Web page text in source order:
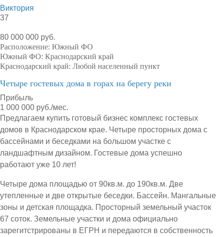
Виктория
37
80 000 000 руб.
Расположение: Южный ФО
Южный ФО: Краснодарский край
Краснодарский край: Любой населенный пункт
Четыре гостевых дома в горах на берегу реки
Прибыль
1 000 000 руб./мес.
Предлагаем купить готовый бизнес комплекс гостевых
домов в Краснодарском крае. Четыре просторных дома с
бассейнами и беседками на большом участке с
ландшафтным дизайном. Гостевые дома успешно
работают уже 10 лет!
Четыре дома площадью от 90кв.м. до 190кв.м. Две
утепленные и две открытые беседки. Бассейн. Мангальные
зоны и детская площадка. Просторный земельный участок
67 соток. Земельные участки и дома официально
зарегитстрированы в ЕГРН и передаются в собственность